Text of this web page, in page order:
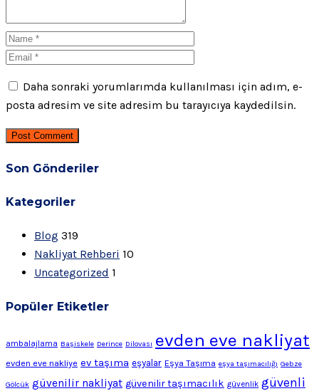
Daha sonraki yorumlarımda kullanılması için adım, e-
posta adresim ve site adresim bu tarayıcıya kaydedilsin.
Post Comment
Son Gönderiler
Kategoriler
Blog 319
Nakliyat Rehberi 10
Uncategorized 1
Popüler Etiketler
ambalajlama Başiskele Derince Dilovası evden eve nakliyat
evden eve nakliye ev taşıma eşyalar Eşya Taşıma eşya taşımacılığı Gebze
Gölcük güvenilir nakliyat güvenilir taşımacılık güvenlik güvenli